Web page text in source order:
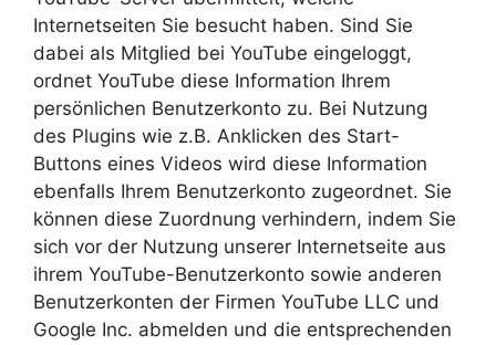
Internetseiten Sie besucht haben. Sind Sie
dabei als Mitglied bei YouTube eingeloggt,
ordnet YouTube diese Information Ihrem
persönlichen Benutzerkonto zu. Bei Nutzung
des Plugins wie z.B. Anklicken des Start-
Buttons eines Videos wird diese Information
ebenfalls Ihrem Benutzerkonto zugeordnet. Sie
können diese Zuordnung verhindern, indem Sie
sich vor der Nutzung unserer Internetseite aus
ihrem YouTube-Benutzerkonto sowie anderen
Benutzerkonten der Firmen YouTube LLC und
Google Inc. abmelden und die entsprechenden